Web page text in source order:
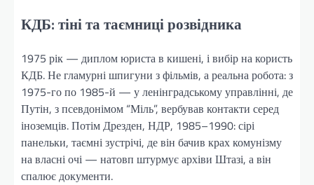
КДБ: тіні та таємниці розвідника
1975 рік — диплом юриста в кишені, і вибір на користь
КДБ. Не гламурні шпигуни з фільмів, а реальна робота: з
1975-го по 1985-й — у ленінградському управлінні, де
Путін, з псевдонімом “Міль”, вербував контакти серед
іноземців. Потім Дрезден, НДР, 1985–1990: сірі
панельки, таємні зустрічі, де він бачив крах комунізму
на власні очі — натовп штурмує архіви Штазі, а він
спалює документи.